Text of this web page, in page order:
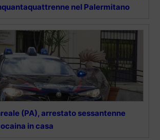
nel Palermitano
(PA), arrestato sessantenne
in casa